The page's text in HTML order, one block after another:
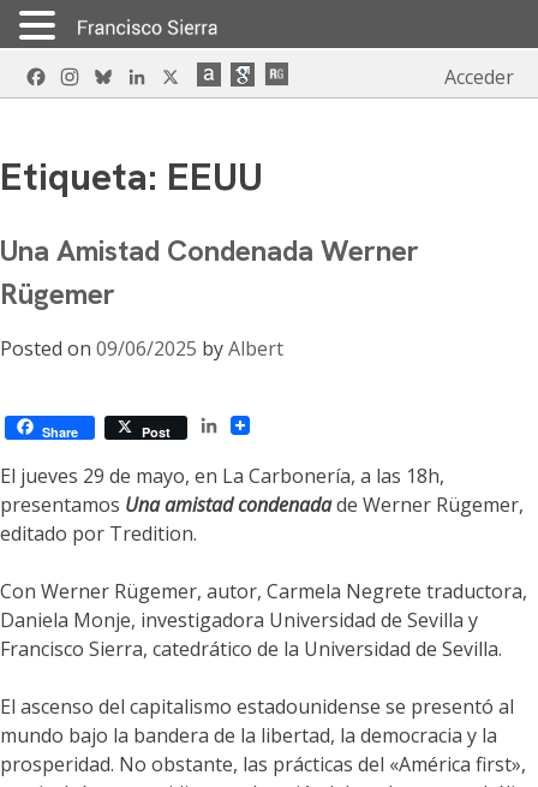
Skip
to
FacebookInstagram
BlueskyLinkedIn Acceder
Etiqueta: EEUU
Una Amistad Condenada Werner
Rügemer
Posted on 09/06/2025 byAlbert
Share Post
LinkedIn
El jueves 29 de mayo, en La Carbonería, a las 18h,
presentamos Una amistad condenadade Werner Rügemer,
editado por Tredition.
Con Werner Rügemer, autor, Carmela Negrete traductora,
Daniela Monje, investigadora Universidad de Sevilla y
Francisco Sierra, catedrático de la Universidad de Sevilla.
El ascenso del capitalismo estadounidense se presentó al
mundo bajo la bandera de la libertad, la democracia y la
prosperidad. No obstante, las prácticas del «América first»,